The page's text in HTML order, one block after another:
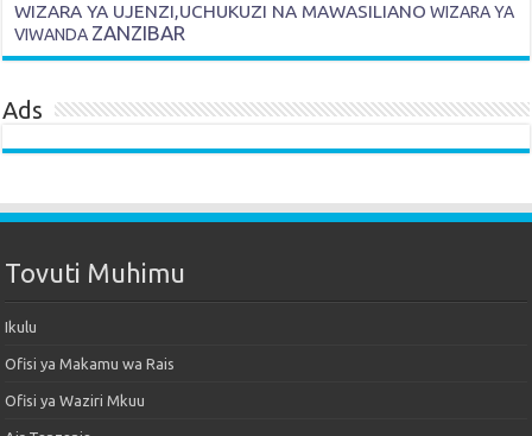
WIZARA YA UJENZI,UCHUKUZI NA MAWASILIANO WIZARA YA
VIWANDA ZANZIBAR
Ads
Tovuti Muhimu
Ikulu
Ofisi ya Makamu wa Rais
Ofisi ya Waziri Mkuu